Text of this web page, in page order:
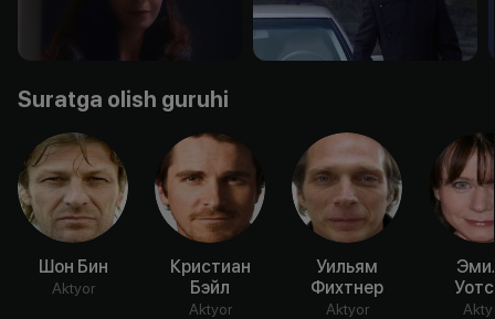
Suratga olish guruhi
Шон Бин
Aktyor
Кристиан
Бэйл
Aktyor
Уильям
Фихтнер
Aktyor